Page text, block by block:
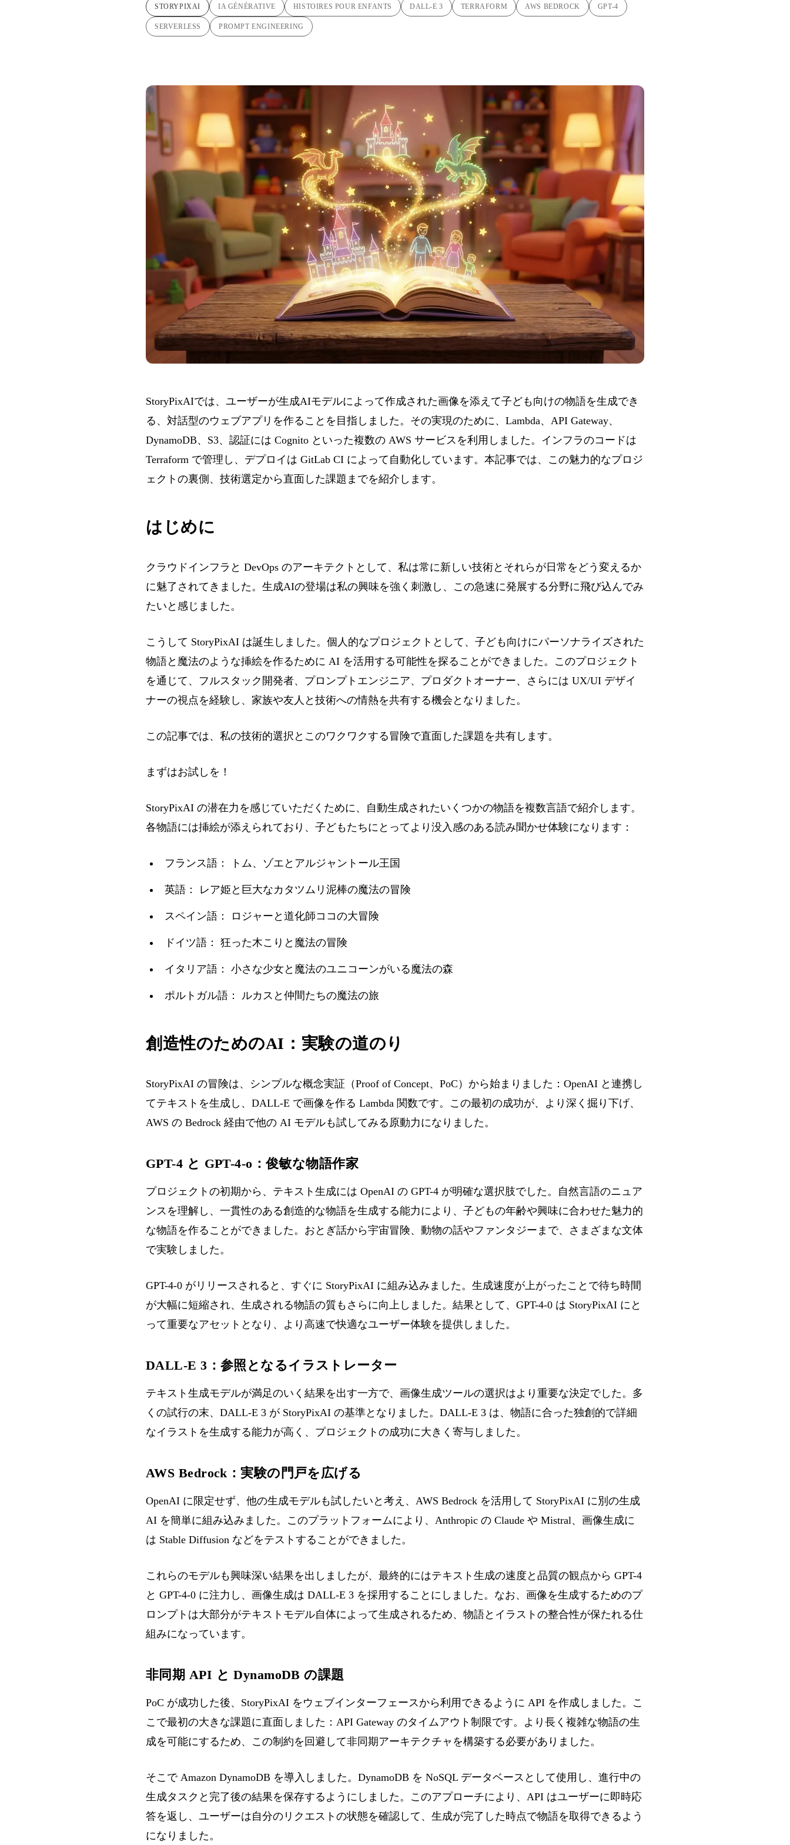
STORYPIXAI IA GÉNÉRATIVE HISTOIRES POUR ENFANTS DALL-E 3 TERRAFORM AWS BEDROCK GPT-4
SERVERLESS PROMPT ENGINEERING
StoryPixAIでは、ユーザーが生成AIモデルによって作成された画像を添えて子ども向けの物語を生成でき
る、対話型のウェブアプリを作ることを目指しました。その実現のために、Lambda、API Gateway、
DynamoDB、S3、認証には Cognito といった複数の AWS サービスを利用しました。インフラのコードは
Terraform で管理し、デプロイは GitLab CI によって自動化しています。本記事では、この魅力的なプロジ
ェクトの裏側、技術選定から直面した課題までを紹介します。
はじめに
クラウドインフラと DevOps のアーキテクトとして、私は常に新しい技術とそれらが日常をどう変えるか
に魅了されてきました。生成AIの登場は私の興味を強く刺激し、この急速に発展する分野に飛び込んでみ
たいと感じました。
こうして StoryPixAI は誕生しました。個人的なプロジェクトとして、子ども向けにパーソナライズされた
物語と魔法のような挿絵を作るために AI を活用する可能性を探ることができました。このプロジェクト
を通じて、フルスタック開発者、プロンプトエンジニア、プロダクトオーナー、さらには UX/UI デザイ
ナーの視点を経験し、家族や友人と技術への情熱を共有する機会となりました。
この記事では、私の技術的選択とこのワクワクする冒険で直面した課題を共有します。
まずはお試しを！
StoryPixAI の潜在力を感じていただくために、自動生成されたいくつかの物語を複数言語で紹介します。
各物語には挿絵が添えられており、子どもたちにとってより没入感のある読み聞かせ体験になります：
フランス語： トム、ゾエとアルジャントール王国
英語： レア姫と巨大なカタツムリ泥棒の魔法の冒険
スペイン語： ロジャーと道化師ココの大冒険
ドイツ語： 狂った木こりと魔法の冒険
イタリア語： 小さな少女と魔法のユニコーンがいる魔法の森
ポルトガル語： ルカスと仲間たちの魔法の旅
創造性のためのAI：実験の道のり
StoryPixAI の冒険は、シンプルな概念実証（Proof of Concept、PoC）から始まりました：OpenAI と連携し
てテキストを生成し、DALL-E で画像を作る Lambda 関数です。この最初の成功が、より深く掘り下げ、
AWS の Bedrock 経由で他の AI モデルも試してみる原動力になりました。
GPT-4 と GPT-4-o：俊敏な物語作家
プロジェクトの初期から、テキスト生成には OpenAI の GPT-4 が明確な選択肢でした。自然言語のニュア
ンスを理解し、一貫性のある創造的な物語を生成する能力により、子どもの年齢や興味に合わせた魅力的
な物語を作ることができました。おとぎ話から宇宙冒険、動物の話やファンタジーまで、さまざまな文体
で実験しました。
GPT-4-0 がリリースされると、すぐに StoryPixAI に組み込みました。生成速度が上がったことで待ち時間
が大幅に短縮され、生成される物語の質もさらに向上しました。結果として、GPT-4-0 は StoryPixAI にと
って重要なアセットとなり、より高速で快適なユーザー体験を提供しました。
DALL-E 3：参照となるイラストレーター
テキスト生成モデルが満足のいく結果を出す一方で、画像生成ツールの選択はより重要な決定でした。多
くの試行の末、DALL-E 3 が StoryPixAI の基準となりました。DALL-E 3 は、物語に合った独創的で詳細
なイラストを生成する能力が高く、プロジェクトの成功に大きく寄与しました。
AWS Bedrock：実験の門戸を広げる
OpenAI に限定せず、他の生成モデルも試したいと考え、AWS Bedrock を活用して StoryPixAI に別の生成
AI を簡単に組み込みました。このプラットフォームにより、Anthropic の Claude や Mistral、画像生成に
は Stable Diffusion などをテストすることができました。
これらのモデルも興味深い結果を出しましたが、最終的にはテキスト生成の速度と品質の観点から GPT-4
と GPT-4-0 に注力し、画像生成は DALL-E 3 を採用することにしました。なお、画像を生成するためのプ
ロンプトは大部分がテキストモデル自体によって生成されるため、物語とイラストの整合性が保たれる仕
組みになっています。
非同期 API と DynamoDB の課題
PoC が成功した後、StoryPixAI をウェブインターフェースから利用できるように API を作成しました。こ
こで最初の大きな課題に直面しました：API Gateway のタイムアウト制限です。より長く複雑な物語の生
成を可能にするため、この制約を回避して非同期アーキテクチャを構築する必要がありました。
そこで Amazon DynamoDB を導入しました。DynamoDB を NoSQL データベースとして使用し、進行中の
生成タスクと完了後の結果を保存するようにしました。このアプローチにより、API はユーザーに即時応
答を返し、ユーザーは自分のリクエストの状態を確認して、生成が完了した時点で物語を取得できるよう
になりました。